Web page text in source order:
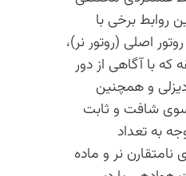
روابط برخی با
اصلی (روتور نر)،
با آگاهی از دور
دیزلی و همچنین
شافت و ثابت
به تعداد
نامتقارن نر و ماده